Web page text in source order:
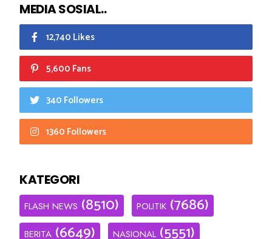
MEDIA SOSIAL..
12,740 Likes
5,600 Fans
340 Followers
1360 Followers
KATEGORI
FLASH NEWS (8510) POLITIK (7686)
BERITA (6649) NASIONAL (5551)